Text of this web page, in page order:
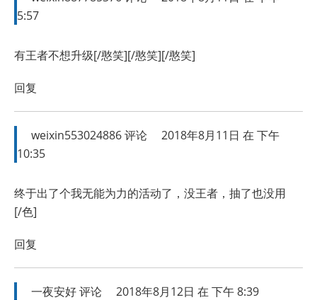
5:57
有王者不想升级[/憨笑][/憨笑][/憨笑]
回复
weixin553024886评论
2018年8月11日 在 下午
10:35
终于出了个我无能为力的活动了，没王者，抽了也没用
[/色]
回复
一夜安好评论 2018年8月12日 在 下午 8:39